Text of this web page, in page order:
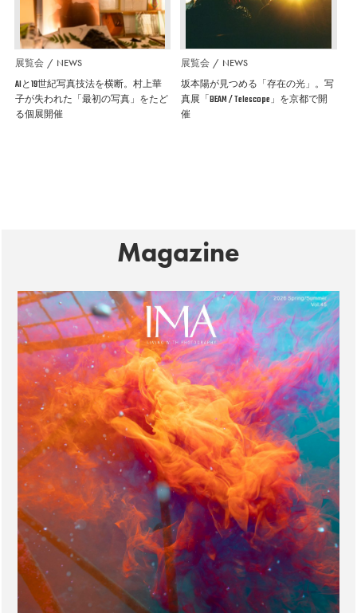
展覧会 NEWS
AIと19世紀写真技法を横断。村上華
子が失われた「最初の写真」をたど
る個展開催
展覧会 NEWS
坂本陽が見つめる「存在の光」。写
真展「BEAM / Telescope」を京都で開
催
Magazine